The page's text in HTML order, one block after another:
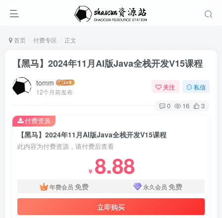
首页 付费专区 正文
【黑马】2024年11月AI版Java全栈开发V15课程
tomm
12个月前发布
关注 私信
0 16 3
【黑马】2024年11月AI版Java全栈开发V15课程
此内容为付费资源，请付费后查看
￥ 8.88
年费会员 免费 永久会员 免费
立即购买
付费资源